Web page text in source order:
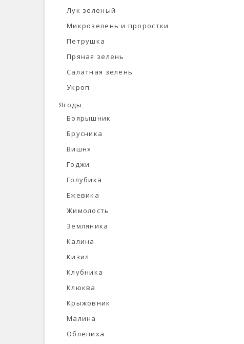
Лук зеленый
Микрозелень и проростки
Петрушка
Пряная зелень
Салатная зелень
Укроп
Ягоды
Боярышник
Брусника
Вишня
Годжи
Голубика
Ежевика
Жимолость
Земляника
Калина
Кизил
Клубника
Клюква
Крыжовник
Малина
Облепиха